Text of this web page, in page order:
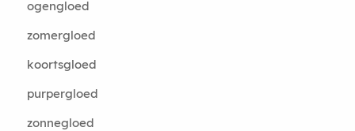
ogengloed
zomergloed
koortsgloed
purpergloed
zonnegloed